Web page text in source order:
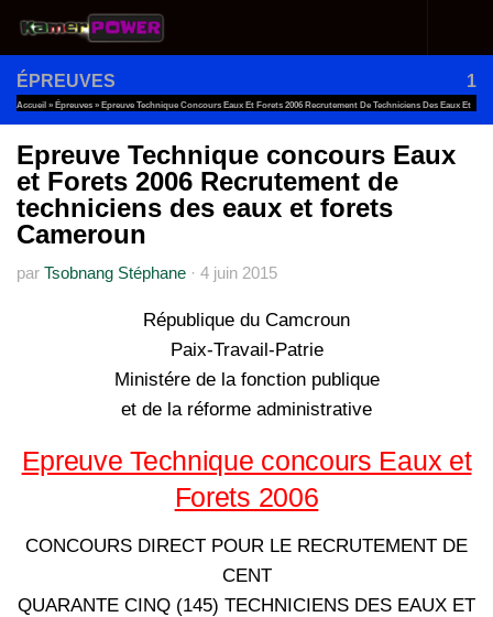
Au dessous du contenu
ÉPREUVES 1
Accueil » Épreuves » Epreuve Technique Concours Eaux Et Forets 2006 Recrutement De Techniciens Des Eaux Et
Forets Cameroun
Epreuve Technique concours Eaux
et Forets 2006 Recrutement de
techniciens des eaux et forets
Cameroun
par Tsobnang Stéphane · 4 juin 2015
République du Camcroun
Paix-Travail-Patrie
Ministére de la fonction publique
et de la réforme administrative
Epreuve Technique concours Eaux et
Forets 2006
CONCOURS DIRECT POUR LE RECRUTEMENT DE
CENT
QUARANTE CINQ (145) TECHNICIENS DES EAUX ET